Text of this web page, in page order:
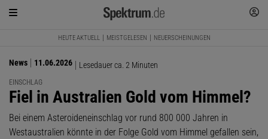
HEUTE AKTUELL MEISTGELESEN NEUERSCHEINUNGEN
News 11.06.2026 Lesedauer ca. 2 Minuten
EINSCHLAG
:
Fiel in Australien Gold vom Himmel?
Bei einem Asteroideneinschlag vor rund 800 000 Jahren in
Westaustralien könnte in der Folge Gold vom Himmel gefallen sein,